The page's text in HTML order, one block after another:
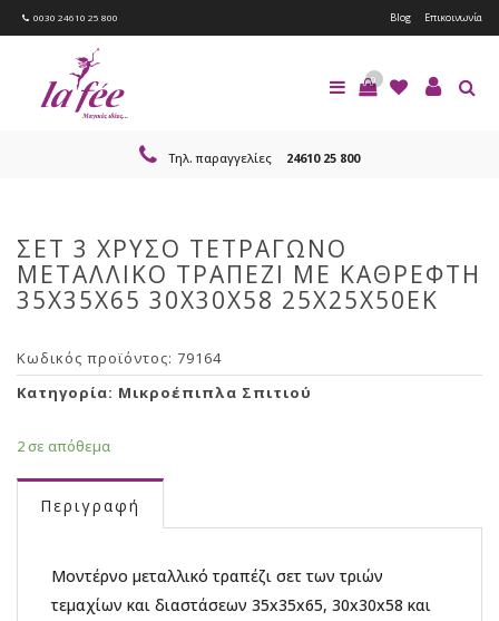
0030 24610 25 800 Blog Επικοινωνία
0
Τηλ. παραγγελίες 24610 25 800
ΣΕΤ 3 ΧΡΥΣΟ ΤΕΤΡΑΓΩΝΟ
ΜΕΤΑΛΛΙΚΟ ΤΡΑΠΕΖΙ ΜΕ ΚΑΘΡΕΦΤΗ
35Χ35Χ65 30Χ30Χ58 25Χ25Χ50ΕΚ
Κωδικός προϊόντος: 79164
Κατηγορία: Μικροέπιπλα Σπιτιού
2 σε απόθεμα
Περιγραφή
Μοντέρνο μεταλλικό τραπέζι σετ των τριών
τεμαχίων και διαστάσεων 35x35x65, 30x30x58 και